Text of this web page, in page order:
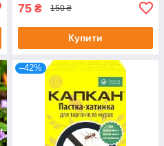
75 ₴ 150 ₴
Купити
–42%